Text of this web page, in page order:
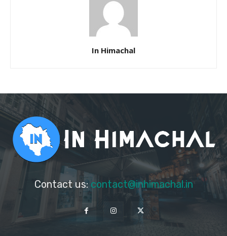
In Himachal
Contact us: contact@inhimachal.in